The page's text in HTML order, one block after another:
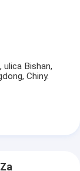
Bishan,
Chiny.